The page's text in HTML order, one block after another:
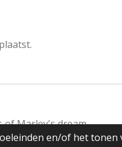
en/of het
of Marley's dream